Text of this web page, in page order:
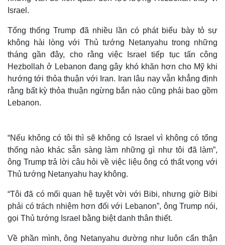
Israel.
Tổng thống Trump đã nhiều lần có phát biểu bày tỏ sự
không hài lòng với Thủ tướng Netanyahu trong những
tháng gần đây, cho rằng việc Israel tiếp tục tấn công
Hezbollah ở Lebanon đang gây khó khăn hơn cho Mỹ khi
hướng tới thỏa thuận với Iran. Iran lâu nay vẫn khẳng định
rằng bất kỳ thỏa thuận ngừng bắn nào cũng phải bao gồm
Lebanon.
“Nếu không có tôi thì sẽ không có Israel vì không có tổng
thống nào khác sẵn sàng làm những gì như tôi đã làm”,
ông Trump trả lời câu hỏi về việc liệu ông có thất vọng với
Thủ tướng Netanyahu hay không.
“Tôi đã có mối quan hệ tuyệt vời với Bibi, nhưng giờ Bibi
phải có trách nhiệm hơn đối với Lebanon”, ông Trump nói,
gọi Thủ tướng Israel bằng biệt danh thân thiết.
Về phần mình, ông Netanyahu dường như luôn cẩn thận